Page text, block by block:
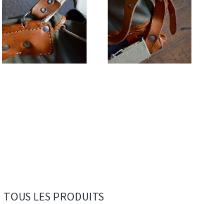
TOUS LES PRODUITS